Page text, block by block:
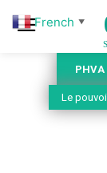
Le
French ▼